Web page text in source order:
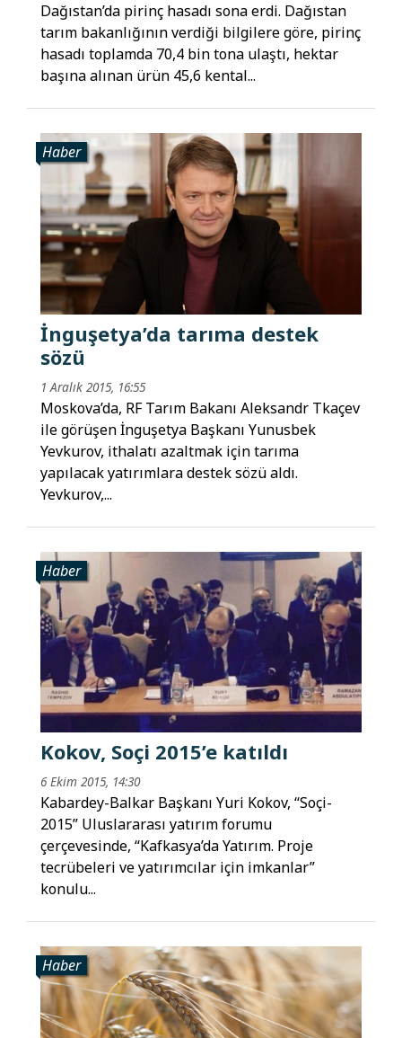
Dağıstan’da pirinç hasadı sona erdi. Dağıstan
tarım bakanlığının verdiği bilgilere göre, pirinç
hasadı toplamda 70,4 bin tona ulaştı, hektar
başına alınan ürün 45,6 kental...
Haber
İnguşetya’da tarıma destek
sözü
1 Aralık 2015, 16:55
Moskova’da, RF Tarım Bakanı Aleksandr Tkaçev
ile görüşen İnguşetya Başkanı Yunusbek
Yevkurov, ithalatı azaltmak için tarıma
yapılacak yatırımlara destek sözü aldı.
Yevkurov,...
Haber
Kokov, Soçi 2015’e katıldı
6 Ekim 2015, 14:30
Kabardey-Balkar Başkanı Yuri Kokov, “Soçi-
2015” Uluslararası yatırım forumu
çerçevesinde, “Kafkasya’da Yatırım. Proje
tecrübeleri ve yatırımcılar için imkanlar”
konulu...
Haber